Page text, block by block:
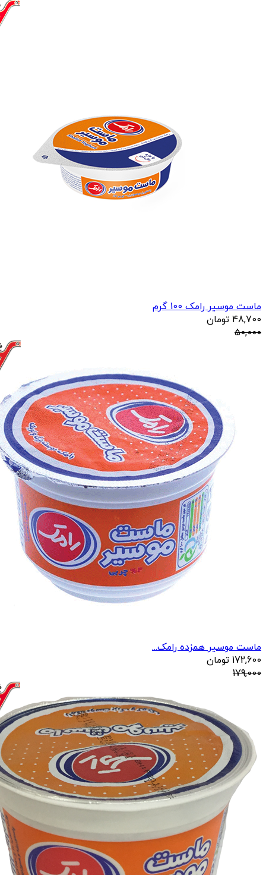
ماست موسیر رامک 100 گرم
48,700 تومان
50,000
ماست موسیر همزده رامک...
172,600 تومان
179,000